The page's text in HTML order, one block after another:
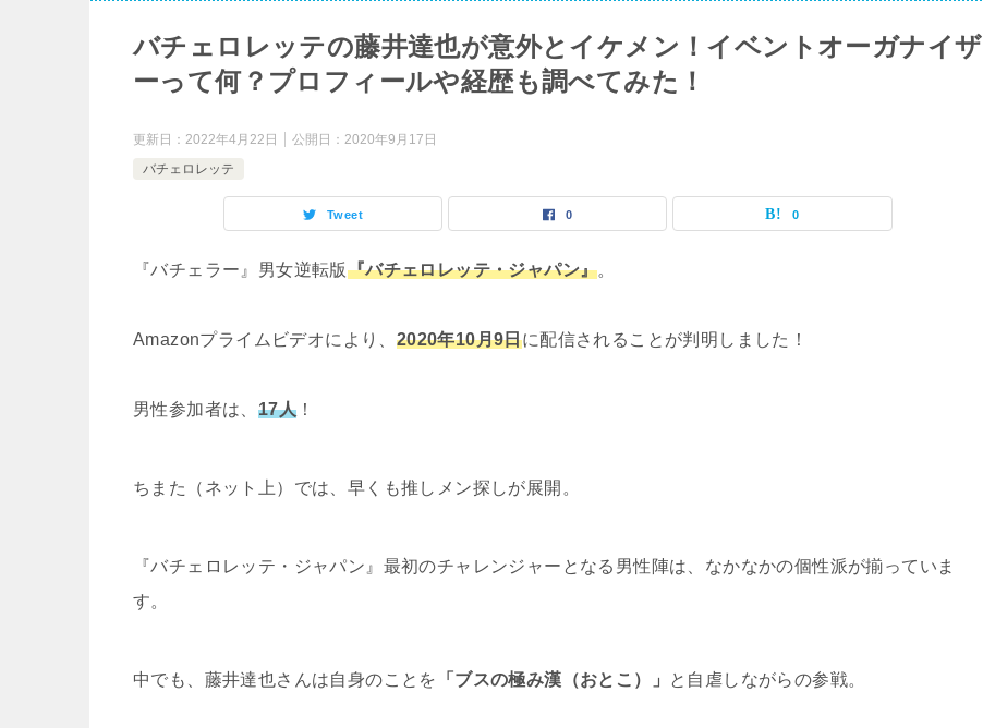
バチェロレッテの藤井達也が意外とイケメン！イベントオーガナイザ
ーって何？プロフィールや経歴も調べてみた！
更新日： 2022年4月22日 公開日： 2020年9月17日
バチェロレッテ
Tweet 0 0
『バチェラー』男女逆転版『バチェロレッテ・ジャパン』。
Amazonプライムビデオにより、 2020年10月9日に配信されることが判明しました！
男性参加者は、 17人 ！
ちまた（ネット上）では、早くも推しメン探しが展開。
『バチェロレッテ・ジャパン』最初のチャレンジャーとなる男性陣は、なかなかの個性派が揃っていま
す。
中でも、藤井達也さんは自身のことを 「ブスの極み漢（おとこ）」 と自虐しながらの参戦。